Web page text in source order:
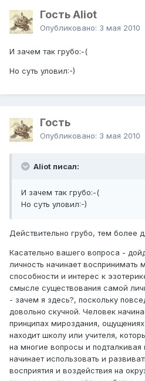
Гость Aliot
Опубликовано: 3 мая 2010
И зачем так грубо:-(
Но суть уловил:-)
Гость
Опубликовано: 3 мая 2010
Aliot писал:
И зачем так грубо:-(
Но суть уловил:-)
Действительно грубо, тем более
Касательно вашего вопроса -
личность начинает воспринимать
способности и интерес к
смысле существования самой
- зачем я здесь?, поскольку
довольно скучной. Человек
принципах мироздания,
находит школу или учителя,
на многие вопросы и
начинает использовать и
восприятия и воздействия на